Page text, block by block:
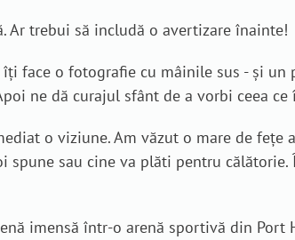
Ar trebui să includă o avertizare înainte!
face o fotografie cu mâinile sus - și
ne dă curajul sfânt de a vorbi ceea
o viziune. Am văzut o mare de
spune sau cine va plăti pentru
imensă într-o arenă sportivă din Port